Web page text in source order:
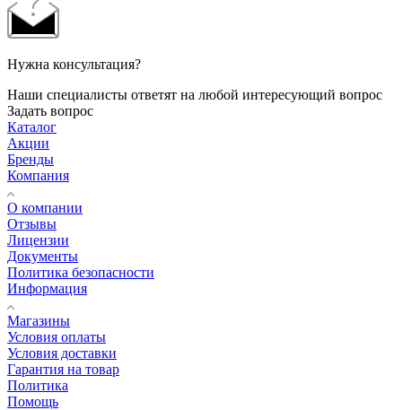
Нужна консультация?
Наши специалисты ответят на любой интересующий вопрос
Задать вопрос
Каталог
Акции
Бренды
Компания
О компании
Отзывы
Лицензии
Документы
Политика безопасности
Информация
Магазины
Условия оплаты
Условия доставки
Гарантия на товар
Политика
Помощь